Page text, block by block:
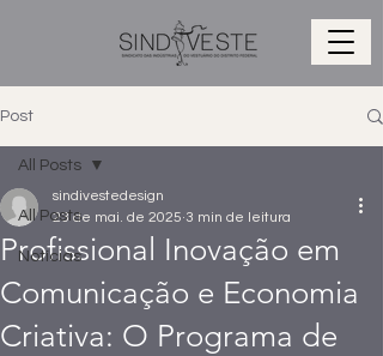
Post
All Posts
Notícias
All Posts
Profissional Inovação em
Comunicação e Economia
Criativa: O Programa de
sindivestedesign
23 de mai. de 2025 3 min de leitura